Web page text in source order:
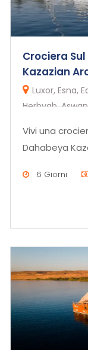
Crociera
Kazazian
Luxor, Esna,
Herbyab, Aswan
Vivi una
Dahabeya
6 Giorni